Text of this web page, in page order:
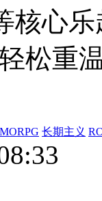
核心
松重
长期主义